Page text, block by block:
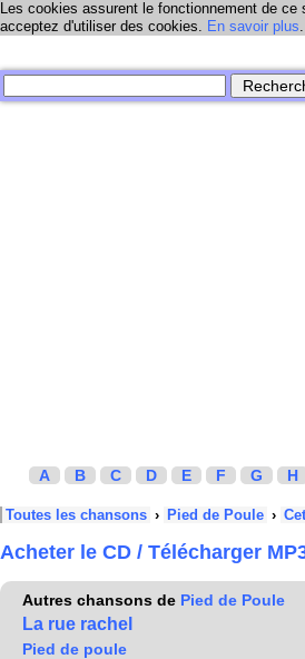
Les cookies assurent le fonctionnement de
acceptez d'utiliser des cookies. En savoir plus.
A B C D E F G H
Toutes les chansons › Pied de Poule ›
Acheter le CD / Télécharger
Autres chansons de Pied de Poule
La rue rachel
Pied de poule